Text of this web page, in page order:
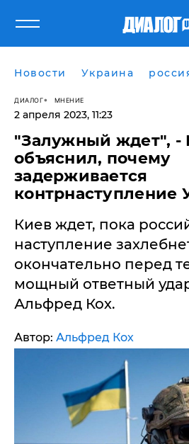
Новости Украина
ДИАЛОГ МНЕНИЕ
2 апреля 2023, 11:23
​"Залужный ждет", -
объяснил, почему
задерживается
контрнаступление
Киев ждет, пока
наступление
окончательно перед
мощный ответный
Альфред Кох.
Автор: Альфред Кох